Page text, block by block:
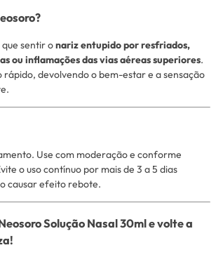
sentir onariz entupido por resfriados,
ou inflamações das vias aéreas superiores.
rápido, devolvendo o bem-estar e a sensação
Use com moderação e conforme
o uso contínuo por mais de 3 a 5 dias
causar efeito rebote.
Solução Nasal 30ml e volte a